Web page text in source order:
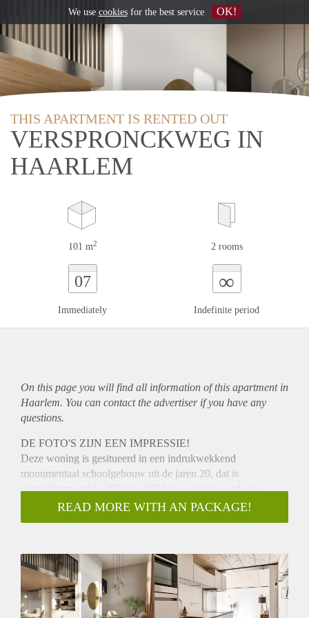
THIS APARTMENT IS RENTED OUT
VERSPRONCKWEG IN
HAARLEM
101 m2 2 rooms
07
Immediately
∞
Indefinite period
On this page you will find all information of this apartmentin
Haarlem. You can contact the advertiser if you have any
questions.
DE FOTO'S ZIJN EEN IMPRESSIE!
Deze woning is gesitueerd in een indrukwekkend
monumentaal schoolgebouw uit de jaren 20, dat is
getransformeerd in 2021 tot 178 luxe, gerenoveerde en
nieuwgebouwde appartementen en is gelegen in de gewilde
Kleverpark buurt. Bij het complex zijn twee
bedrijf HELY Deelvervoer.
Alle appartementen zijn voorzien van een
(vloer)warmte/koelsysteem in combinatie met een
warmtepomp (geen gas in het gebouw). De woningen
READ MORE WITH AN PACKAGE!
We use cookiesfor the best service OK!